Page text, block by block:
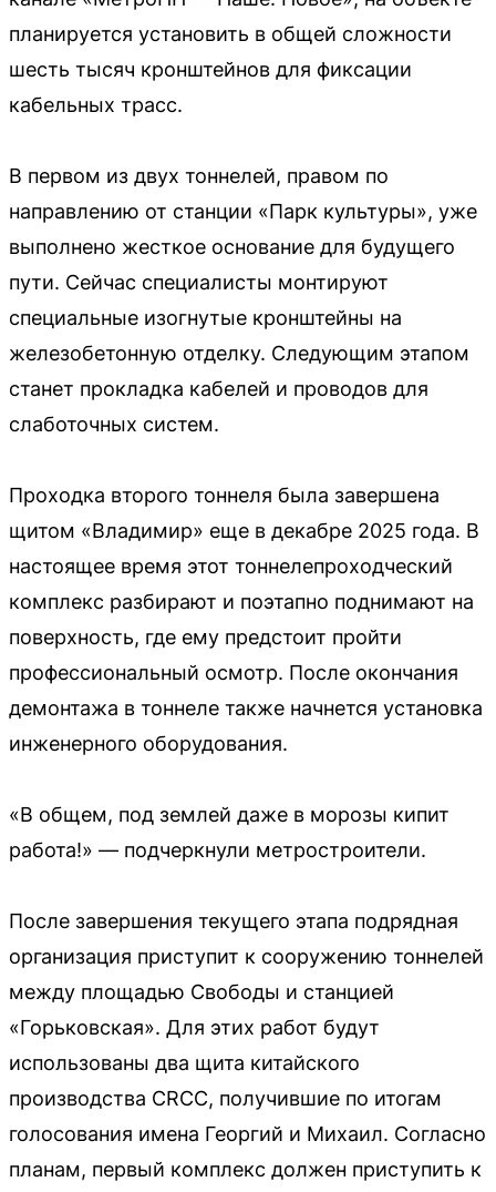
планируется установить в общей сложности
шесть тысяч кронштейнов для фиксации
кабельных трасс.
В первом из двух тоннелей, правом по
направлению от станции «Парк культуры», уже
выполнено жесткое основание для будущего
пути. Сейчас специалисты монтируют
специальные изогнутые кронштейны на
железобетонную отделку. Следующим этапом
станет прокладка кабелей и проводов для
слаботочных систем.
Проходка второго тоннеля была завершена
щитом «Владимир» еще в декабре 2025 года. В
настоящее время этот тоннелепроходческий
комплекс разбирают и поэтапно поднимают на
поверхность, где ему предстоит пройти
профессиональный осмотр. После окончания
демонтажа в тоннеле также начнется установка
инженерного оборудования.
«В общем, под землей даже в морозы кипит
работа!» — подчеркнули метростроители.
После завершения текущего этапа подрядная
организация приступит к сооружению тоннелей
между площадью Свободы и станцией
«Горьковская». Для этих работ будут
использованы два щита китайского
производства CRCC, получившие по итогам
голосования имена Георгий и Михаил. Согласно
планам, первый комплекс должен приступить к